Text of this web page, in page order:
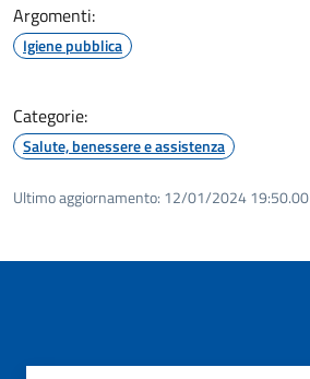
Argomenti:
Igiene pubblica
Categorie:
Salute, benessere e assistenza
Ultimo aggiornamento: 12/01/2024 19:50.00